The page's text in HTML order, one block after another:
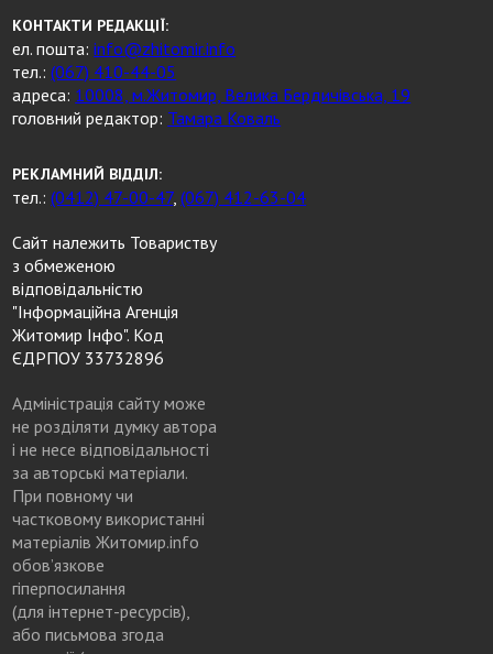
КОНТАКТИ РЕДАКЦІЇ:
ел. пошта:info@zhitomir.info
тел.:(067) 410-44-05
адреса: 10008, м.Житомир, Велика Бердичівська, 19
головний редактор: Тамара Коваль
РЕКЛАМНИЙ ВІДДІЛ:
тел.:(0412) 47-00-47,(067) 412-63-04
Сайт належить Товариству
з обмеженою
відповідальністю
"Інформаційна Агенція
Житомир Інфо". Код
ЄДРПОУ 33732896
Адміністрація сайту може
не розділяти думку автора
і не несе відповідальності
за авторські матеріали.
При повному чи
частковому використанні
матеріалів Житомир.info
обов’язкове
гіперпосилання
(для інтернет-ресурсів),
або письмова згода